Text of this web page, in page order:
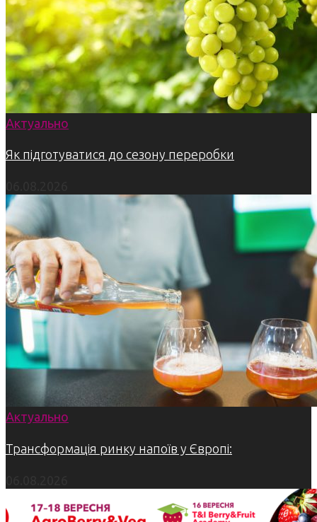
Актуально
Як підготуватися до сезону переробки
Актуально
Трансформація ринку напоїв у Європі: